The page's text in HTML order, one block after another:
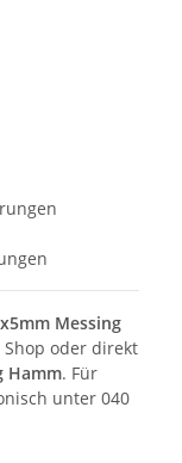
Messing
oder direkt
Hamm. Für
unter 040